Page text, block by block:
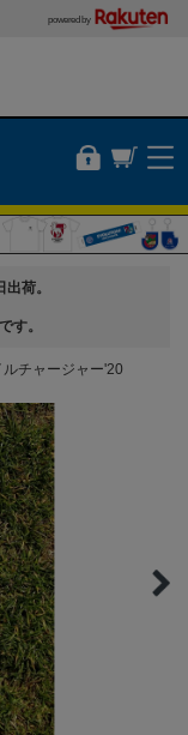
powered by
荷。
す。
ルチャージャー'20